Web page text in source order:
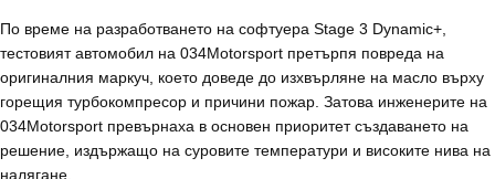
По време на разработването на софтуера Stage 3 Dynamic+,
тестовият автомобил на 034Motorsport претърпя повреда на
оригиналния маркуч, което доведе до изхвърляне на масло върху
горещия турбокомпресор и причини пожар. Затова инженерите на
034Motorsport превърнаха в основен приоритет създаването на
решение, издържащо на суровите температури и високите нива на
налягане.